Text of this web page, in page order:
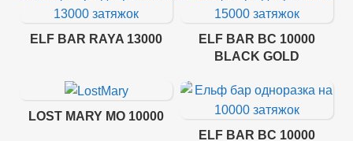
ELF BAR RAYA 13000
ELF BAR BC 10000
BLACK GOLD
LOST MARY MO 10000
ELF BAR BC 10000